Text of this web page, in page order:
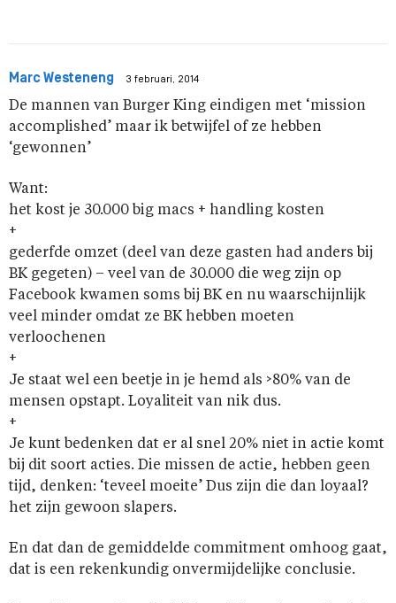
Marc Westeneng 3 februari, 2014
De mannen van Burger King eindigen met ‘mission
accomplished’ maar ik betwijfel of ze hebben
‘gewonnen’
Want:
het kost je 30.000 big macs + handling kosten
+
gederfde omzet (deel van deze gasten had anders bij
BK gegeten) – veel van de 30.000 die weg zijn op
Facebook kwamen soms bij BK en nu waarschijnlijk
veel minder omdat ze BK hebben moeten
verloochenen
+
Je staat wel een beetje in je hemd als >80% van de
mensen opstapt. Loyaliteit van nik dus.
+
Je kunt bedenken dat er al snel 20% niet in actie komt
bij dit soort acties. Die missen de actie, hebben geen
tijd, denken: ‘teveel moeite’ Dus zijn die dan loyaal?
het zijn gewoon slapers.
En dat dan de gemiddelde commitment omhoog gaat,
dat is een rekenkundig onvermijdelijke conclusie.